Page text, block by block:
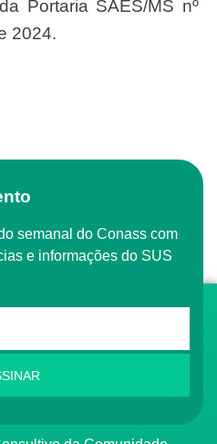
2024.
e informações do SUS